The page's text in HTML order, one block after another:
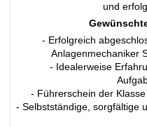
und
- Erfolgreich
Anlagenmechaniker
- Idealerweise
- Führerschein der
- Selbstständige, sorgfältige